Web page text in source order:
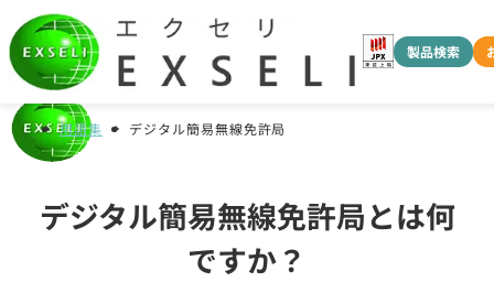
製品検索
用語集 デジタル簡易無線免許局
デジタル簡易無線免許局とは何
ですか？